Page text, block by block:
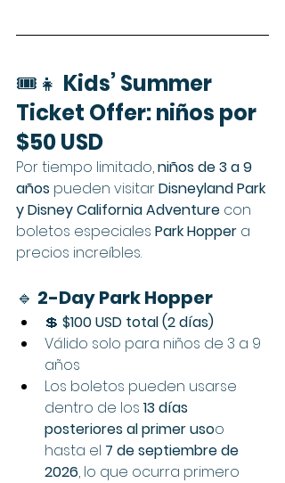
🎟️👧 Kids’ Summer
Ticket Offer: niños por
$50 USD
Por tiempo limitado, niños de 3 a 9
años pueden visitar Disneyland Park
y Disney California Adventure con
boletos especiales Park Hopper a
precios increíbles.
🔹 2-Day Park Hopper
💲 $100 USD total (2 días)
Válido solo para niños de 3 a 9
años
Los boletos pueden usarse
dentro de los 13 días
posteriores al primer usoo
hasta el 7 de septiembre de
2026, lo que ocurra primero